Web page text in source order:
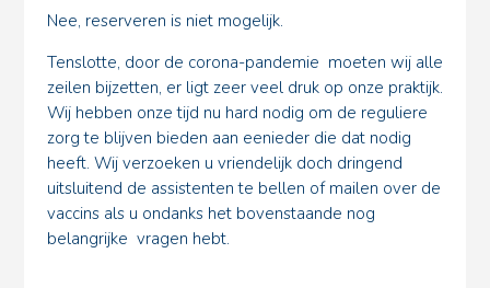
Nee, reserveren is niet mogelijk.
Tenslotte, door de corona-pandemie moeten wij alle
zeilen bijzetten, er ligt zeer veel druk op onze praktijk.
Wij hebben onze tijd nu hard nodig om de reguliere
zorg te blijven bieden aan eenieder die dat nodig
heeft. Wij verzoeken u vriendelijk doch dringend
uitsluitend de assistenten te bellen of mailen over de
vaccins als u ondanks het bovenstaande nog
belangrijke vragen hebt.